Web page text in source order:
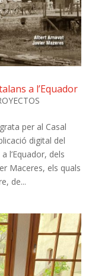
a l’Equador
per al Casal
digital del
l’Equador, dels
Maceres, els quals
de...